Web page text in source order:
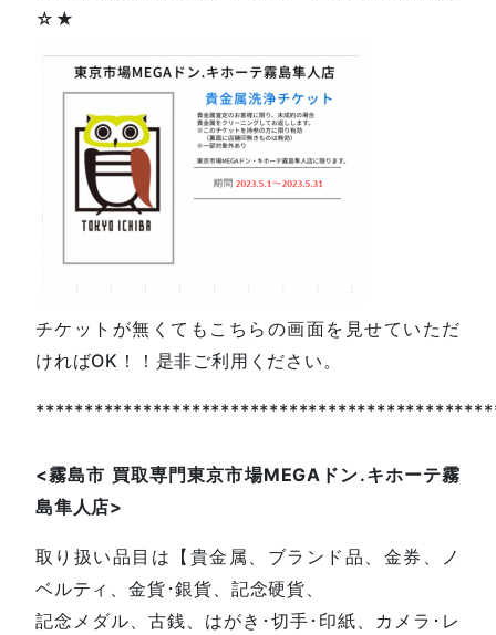
☆★
チケットが無くてもこちらの画面を見せていただ
ければOK！！是非ご利用ください。
<霧島市 買取専門東京市場MEGA ドン.キホーテ霧
島隼人店>
取り扱い品目は【貴金属、ブランド品、金券、ノ
ベルティ、金貨･銀貨、記念硬貨、
記念メダル、古銭、はがき･切手･印紙、カメラ･レ